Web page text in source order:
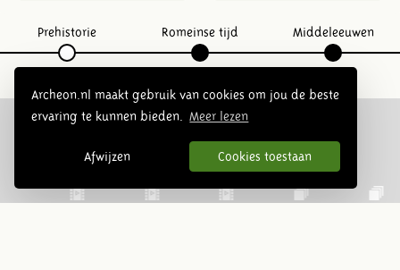
Archeon.nl maakt gebruik van cookies om jou de beste
ervaring te kunnen bieden.
Meer lezen
Afwijzen Cookies toestaan
Prehistorie Romeinse tijd Middeleeuwen
Volg ons op social media: